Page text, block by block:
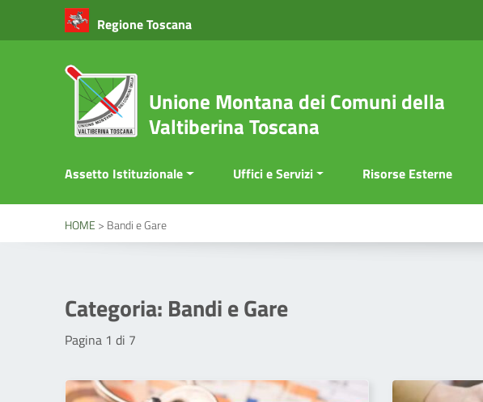
Vai ai contenuti
Vai al menu di navigazione
Regione Toscana
Unione Montana dei Comuni della
Valtiberina Toscana
Assetto Istituzionale Uffici e Servizi Risorse Esterne
HOME > Bandi e Gare
Categoria: Bandi e Gare
Pagina 1 di 7